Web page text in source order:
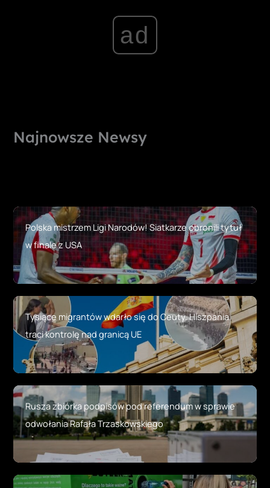
ad
Najnowsze Newsy
Polska mistrzem Ligi Narodów! Siatkarze obronili tytuł
w finale z USA
Tysiące migrantów wdarło się do Ceuty. Hiszpania
traci kontrolę nad granicą UE
Rusza zbiórka podpisów pod referendum w sprawie
odwołania Rafała Trzaskowskiego